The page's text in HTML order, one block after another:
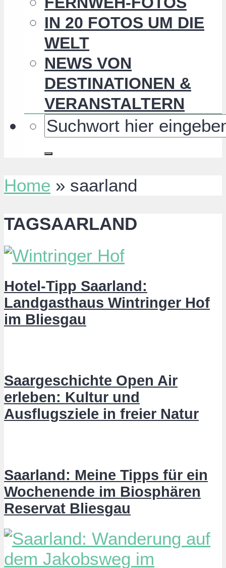
IN 20 FOTOS UM DIE
WELT
NEWS VON
DESTINATIONEN &
VERANSTALTERN
Home » saarland
TAGSAARLAND
Hotel-Tipp Saarland:
Landgasthaus Wintringer Hof
im Bliesgau
Saargeschichte Open Air
erleben: Kultur und
Ausflugsziele in freier Natur
Saarland: Meine Tipps für ein
Wochenende im Biosphären
Reservat Bliesgau